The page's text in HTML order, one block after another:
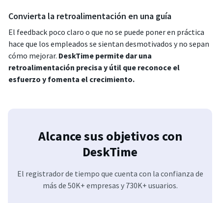
Convierta la retroalimentación en una guía
El feedback poco claro o que no se puede poner en práctica
hace que los empleados se sientan desmotivados y no sepan
cómo mejorar. DeskTime permite dar una
retroalimentación precisa y útil que reconoce el
esfuerzo y fomenta el crecimiento.
Alcance sus objetivos con
DeskTime
El registrador de tiempo que cuenta con la confianza de
más de 50K+ empresas y 730K+ usuarios.